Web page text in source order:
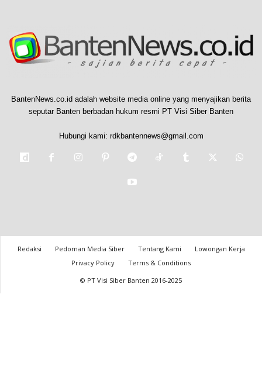
BantenNews.co.id adalah website media online yang menyajikan berita
seputar Banten berbadan hukum resmi PT Visi Siber Banten
Hubungi kami: rdkbantennews@gmail.com
Redaksi Pedoman Media Siber Tentang Kami
Lowongan Kerja
Privacy Policy
Terms & Conditions
© PT Visi Siber Banten 2016-2025